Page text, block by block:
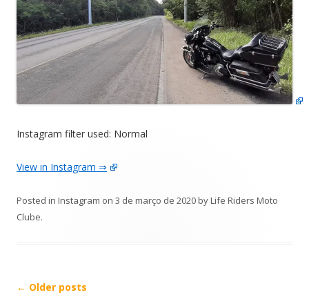
Instagram filter used: Normal
View in Instagram ⇒
Posted in Instagram on 3 de março de 2020byLife Riders Moto
Clube.
Post
← Older posts